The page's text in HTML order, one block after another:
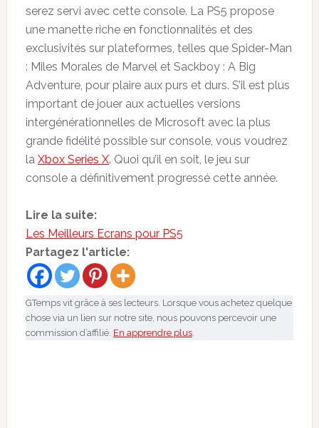
serez servi avec cette console. La PS5 propose
une manette riche en fonctionnalités et des
exclusivités sur plateformes, telles que Spider-Man
: Miles Morales de Marvel et Sackboy : A Big
Adventure, pour plaire aux purs et durs. S’il est plus
important de jouer aux actuelles versions
intergénérationnelles de Microsoft avec la plus
grande fidélité possible sur console, vous voudrez
la Xbox Series X. Quoi qu’il en soit, le jeu sur
console a définitivement progressé cette année.
Lire la suite:
Les Meilleurs Ecrans pour PS5
Partagez l'article:
GTemps vit grâce à ses lecteurs. Lorsque vous achetez quelque
chose via un lien sur notre site, nous pouvons percevoir une
commission d’affilié. En apprendre plus.